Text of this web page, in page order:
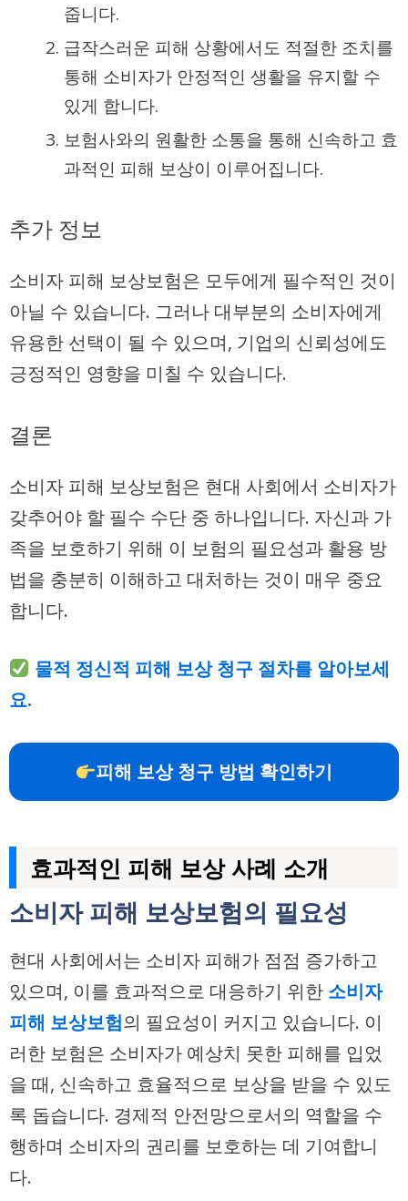
줍니다.
급작스러운 피해 상황에서도 적절한 조치를
통해 소비자가 안정적인 생활을 유지할 수
있게 합니다.
보험사와의 원활한 소통을 통해 신속하고 효
과적인 피해 보상이 이루어집니다.
추가 정보
소비자 피해 보상보험은 모두에게 필수적인 것이
아닐 수 있습니다. 그러나 대부분의 소비자에게
유용한 선택이 될 수 있으며, 기업의 신뢰성에도
긍정적인 영향을 미칠 수 있습니다.
결론
소비자 피해 보상보험은 현대 사회에서 소비자가
갖추어야 할 필수 수단 중 하나입니다. 자신과 가
족을 보호하기 위해 이 보험의 필요성과 활용 방
법을 충분히 이해하고 대처하는 것이 매우 중요
합니다.
물적 정신적 피해 보상 청구 절차를 알아보세
요.
피해 보상 청구 방법 확인하기
효과적인 피해 보상 사례 소개
소비자 피해 보상보험의 필요성
현대 사회에서는 소비자 피해가 점점 증가하고
있으며, 이를 효과적으로 대응하기 위한 소비자
피해 보상보험의 필요성이 커지고 있습니다. 이
러한 보험은 소비자가 예상치 못한 피해를 입었
을 때, 신속하고 효율적으로 보상을 받을 수 있도
록 돕습니다. 경제적 안전망으로서의 역할을 수
행하며 소비자의 권리를 보호하는 데 기여합니
다.